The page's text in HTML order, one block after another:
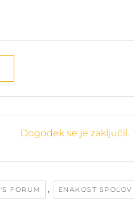
Dogodek se je zaključil.
FORUM , ENAKOST SPOLOV